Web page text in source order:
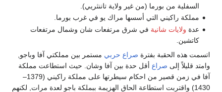
السفلية من بورما (من غير ولاية تاننثريي).
مملكة راكيني التي أسسها مراك يو في غرب بورما.
عدة ولايات شانية في شرق مرتفعات شان وشمال مرتفعات
كاتشين.
اتسمت هذه الحقبة بفترة صراع حربي مستمر بين مملكتي آفا وباجو,
وامتد قليلاً إلى صراع أقل حدة بين آفا وشان. حيث استطاعت مملكة
آفا في زمن قصير من احكام سيطرتها على مملكة راكيني (1379–
1430) واقتربت استطاعة الحاق الهزيمة ببملكة باجو لعدة مرات, لكنهم